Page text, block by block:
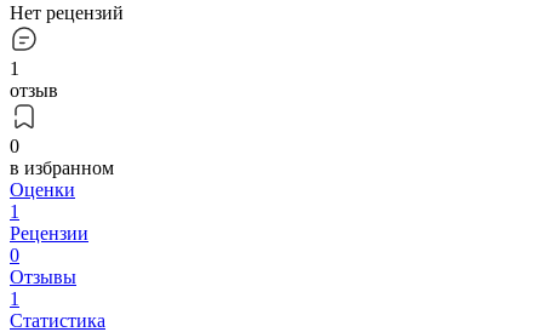
Нет рецензий
1
отзыв
0
в избранном
Оценки
1
Рецензии
0
Отзывы
1
Статистика